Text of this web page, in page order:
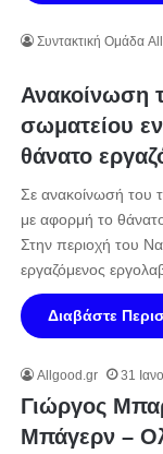
Συντακτική Ομάδα
Ανακοίνωση
σωματείου
θάνατο
Σε ανακοίνωσή του
με αφορμή το
Στην περιοχή του
εργαζόμενος
Διαβάστε
Allgood.gr 31
Γιώργος
Μπάγερν –